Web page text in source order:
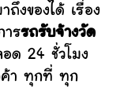
ถึงของได้ เรื่อง
ารรถรับจ้างวัด
อด 24 ชั่วโมง
ค้า ทุกที่ ทุก